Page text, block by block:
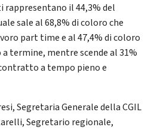
rappresentano il 44,3% del
sale al 68,8% di coloro che
part time e al 47,4% di coloro
termine, mentre scende al 31%
a tempo pieno e
Segretaria Generale della CGIL
Segretario regionale,